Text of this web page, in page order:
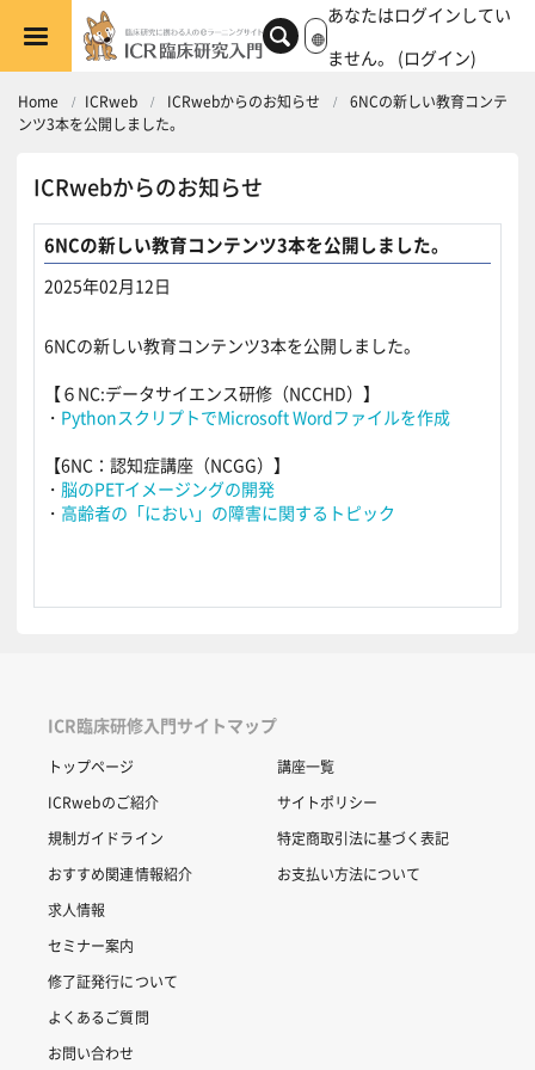
メインコンテンツへスキップする
あなたはログインしてい
ません。 (ログイン)
Home ICRweb ICRwebからのお知らせ
6NCの新しい教育コンテ
ンツ3本を公開しました。
ICRwebからのお知らせ
6NCの新しい教育コンテンツ3本を公開しました。
2025年02月12日
6NCの新しい教育コンテンツ3本を公開しました。
【６NC:データサイエンス研修（NCCHD）】
・ PythonスクリプトでMicrosoft Wordファイルを作成
【6NC：認知症講座（NCGG）】
・ 脳のPETイメージングの開発
・ 高齢者の「におい」の障害に関するトピック
ICR臨床研修入門サイトマップ
トップページ
ICRwebのご紹介
規制ガイドライン
おすすめ関連情報紹介
求人情報
セミナー案内
修了証発行について
よくあるご質問
お問い合わせ
講座一覧
サイトポリシー
特定商取引法に基づく表記
お支払い方法について